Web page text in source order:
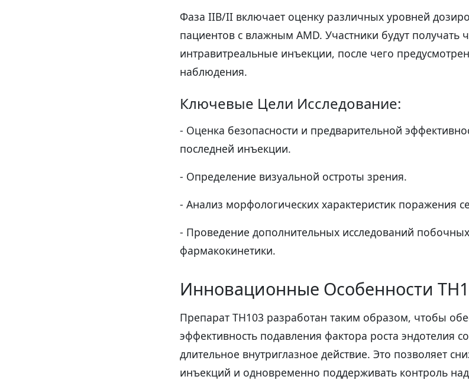
Фаза IIB/II включает оценку различных уровней
пациентов с влажным AMD. Участники будут получать
интравитреальные инъекции, после чего
наблюдения.
Ключевые Цели Исследование:
- Оценка безопасности и предварительной
последней инъекции.
- Определение визуальной остроты зрения.
- Анализ морфологических характеристик поражения
- Проведение дополнительных исследований
фармакокинетики.
Инновационные Особенности
Препарат TH103 разработан таким образом, чтобы
эффективность подавления фактора роста эндотелия
длительное внутриглазное действие. Это позволяет
инъекций и одновременно поддерживать контроль